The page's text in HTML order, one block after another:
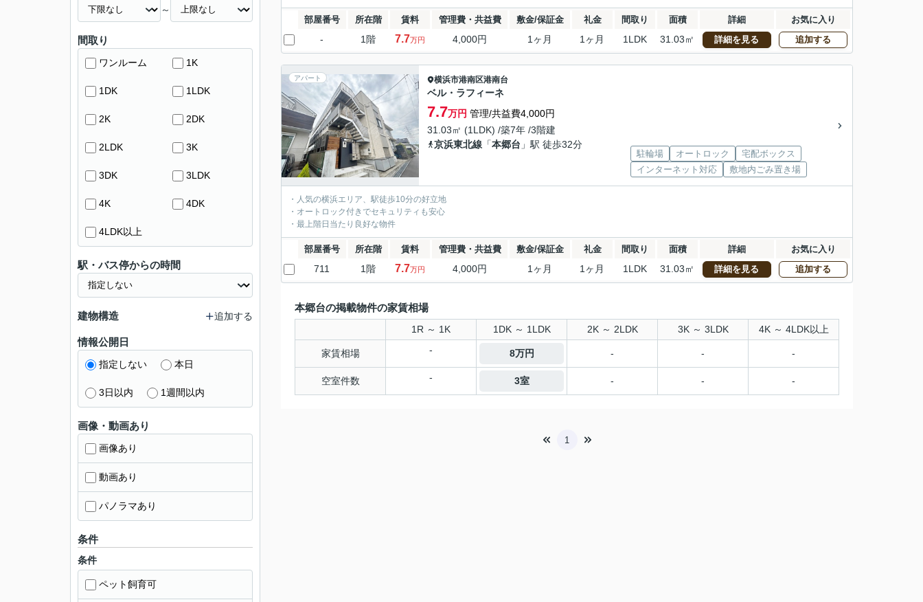
部屋番号 所在階 賃料 管理費・共益費 敷金/保証金 礼金 間取り 面積 詳細 お気に入り
- 1階 7.7万円 4,000円 1ヶ月 1ヶ月 1LDK 31.03㎡ 詳細を見る 追加する
アパート 横浜市港南区港南台
ベル・ラフィーネ
7.7万円 管理/共益費4,000円
31.03㎡ (1LDK) /築7年 /3階建
京浜東北線 「本郷台 」駅 徒歩32分
駐輪場 オートロック
宅配ボックス
インターネット対応
敷地内ごみ置き場
・人気の横浜エリア、駅徒歩10分の好立地
・オートロック付きでセキュリティも安心
・最上階日当たり良好な物件
部屋番号 所在階 賃料 管理費・共益費 敷金/保証金 礼金 間取り 面積 詳細 お気に入り
711 1階 7.7万円 4,000円 1ヶ月 1ヶ月 1LDK 31.03㎡ 詳細を見る 追加する
本郷台の掲載物件の家賃相場
1R ～ 1K 1DK ～ 1LDK 2K ～ 2LDK 3K ～ 3LDK 4K ～ 4LDK以上
家賃相場 - 8万円 - - -
空室件数 - 3室 - - -
1
～
間取り
ワンルーム 1K
1DK 1LDK
2K 2DK
2LDK 3K
3DK 3LDK
4K 4DK
4LDK以上
駅・バス停からの時間
建物構造 追加する
情報公開日
指定しない 本日
3日以内 1週間以内
画像・動画あり
画像あり
動画あり
パノラマあり
条件
条件
ペット飼育可